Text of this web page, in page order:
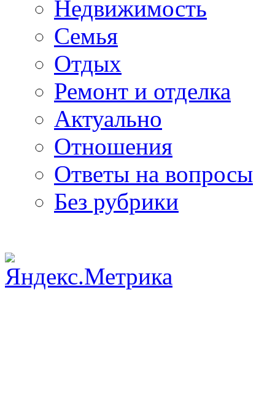
Недвижимость
Семья
Отдых
Ремонт и отделка
Актуально
Отношения
Ответы на вопросы
Без рубрики